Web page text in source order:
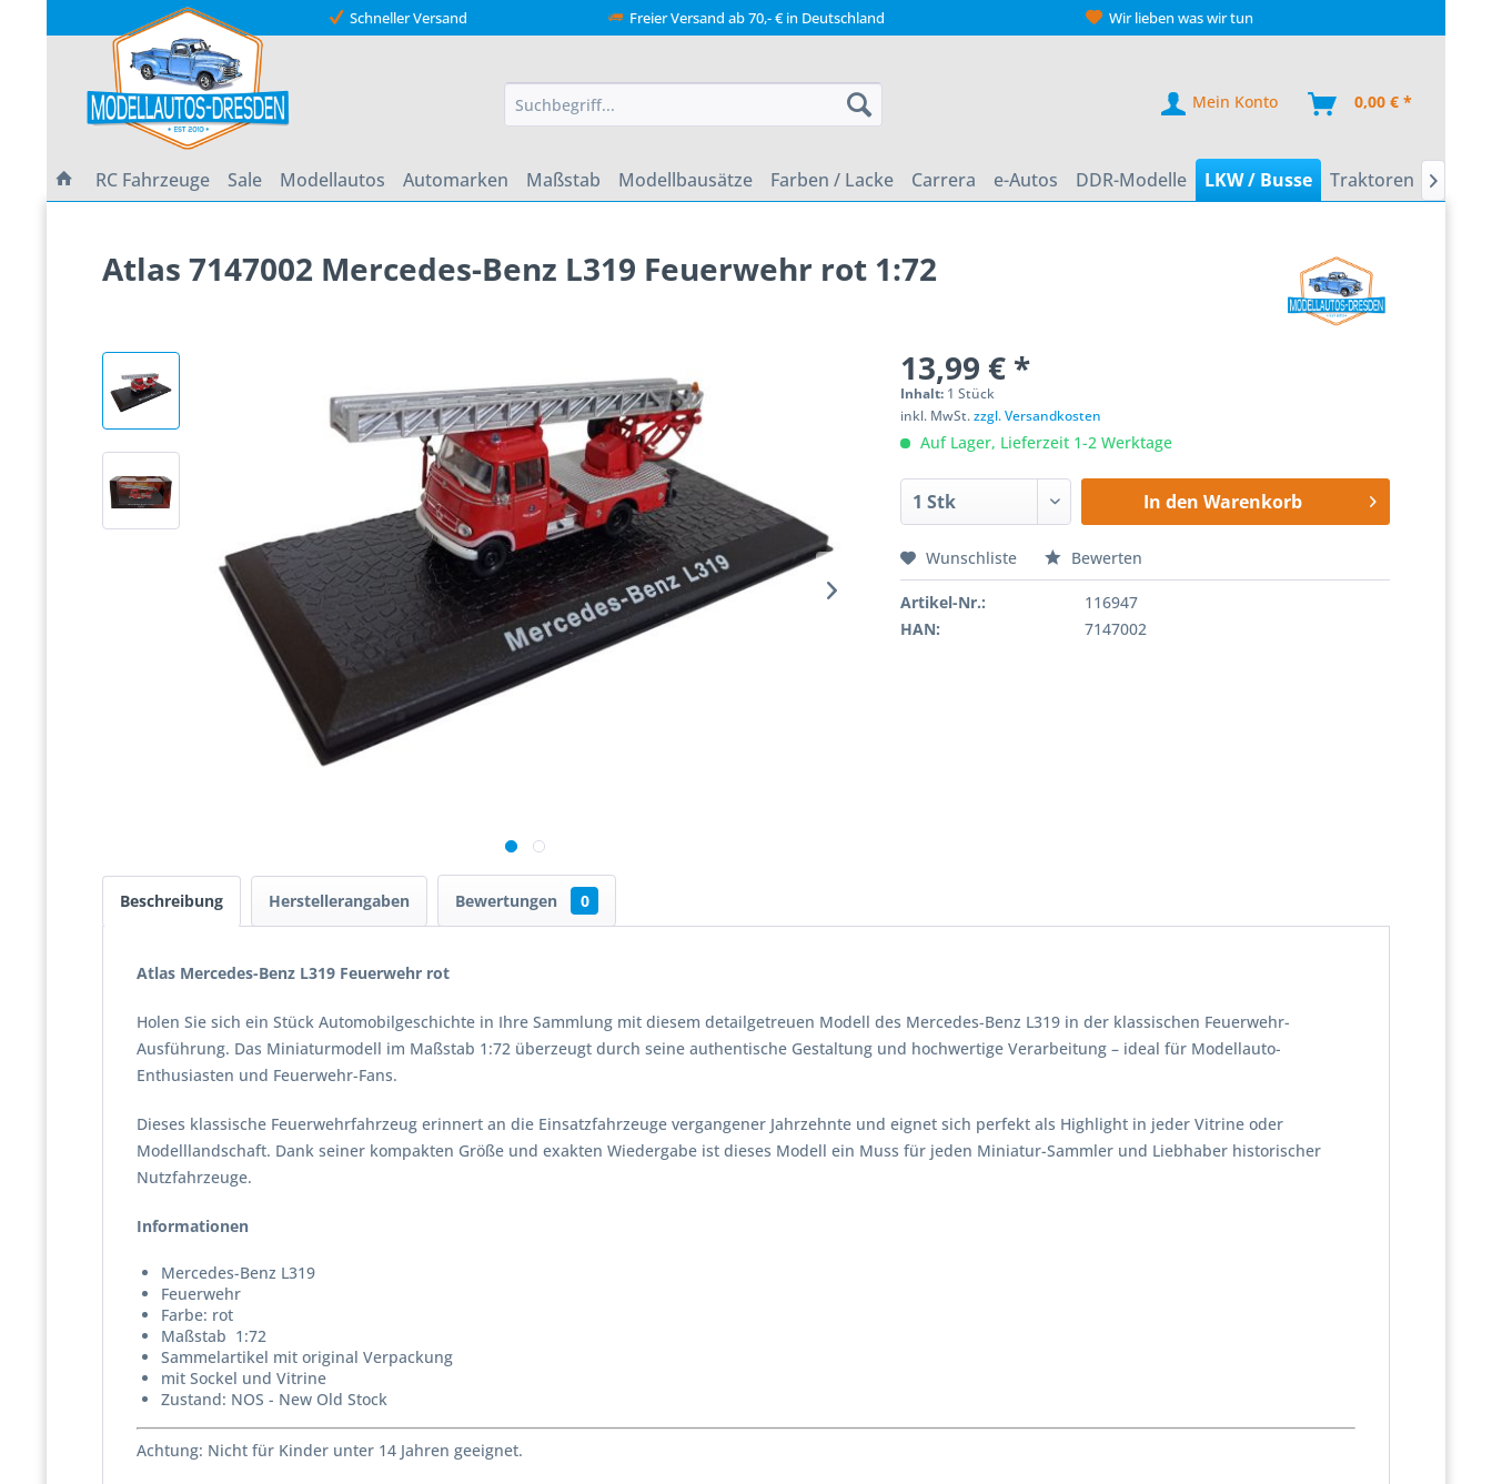
Schneller Versand Freier Versand ab 70,- € in Deutschland Wir lieben was wir tun
Mein Konto 0,00 € *
RC Fahrzeuge Sale Modellautos Automarken Maßstab Modellbausätze Farben / Lacke Carrera e-Autos DDR-Modelle LKW / Busse Traktoren 
Atlas 7147002 Mercedes-Benz L319 Feuerwehr rot 1:72
13,99 € *
Inhalt: 1 Stück
inkl. MwSt.zzgl. Versandkosten
Auf Lager, Lieferzeit 1-2 Werktage
In den Warenkorb
Wunschliste Bewerten
Artikel-Nr.:
116947
HAN:
7147002
Beschreibung Herstellerangaben Bewertungen 0
Atlas Mercedes-Benz L319 Feuerwehr rot
Holen Sie sich ein Stück Automobilgeschichte in Ihre Sammlung mit diesem detailgetreuen Modell des Mercedes-Benz L319 in der klassischen Feuerwehr-
Ausführung. Das Miniaturmodell im Maßstab 1:72 überzeugt durch seine authentische Gestaltung und hochwertige Verarbeitung – ideal für Modellauto-
Enthusiasten und Feuerwehr-Fans.
Dieses klassische Feuerwehrfahrzeug erinnert an die Einsatzfahrzeuge vergangener Jahrzehnte und eignet sich perfekt als Highlight in jeder Vitrine oder
Modelllandschaft. Dank seiner kompakten Größe und exakten Wiedergabe ist dieses Modell ein Muss für jeden Miniatur-Sammler und Liebhaber historischer
Nutzfahrzeuge.
Informationen
Mercedes-Benz L319
Feuerwehr
Farbe: rot
Maßstab 1:72
Sammelartikel mit original Verpackung
mit Sockel und Vitrine
Zustand: NOS - New Old Stock
Achtung: Nicht für Kinder unter 14 Jahren geeignet.